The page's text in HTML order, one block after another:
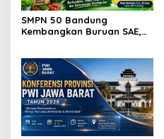
SMPN 50 Bandung
Kembangkan Buruan SAE,